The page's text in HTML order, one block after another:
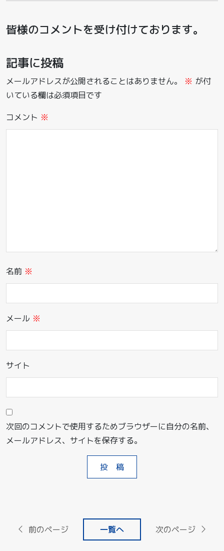
皆様のコメントを受け付けております。
記事に投稿
メールアドレスが公開されることはありません。 ※ が付
いている欄は必須項目です
コメント ※
名前 ※
メール ※
サイト
次回のコメントで使用するためブラウザーに自分の名前、
メールアドレス、サイトを保存する。
前のページ 一覧へ 次のページ